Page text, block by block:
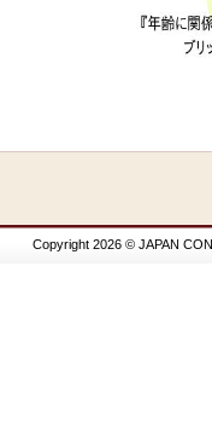
Copyright 2026 © JAPAN